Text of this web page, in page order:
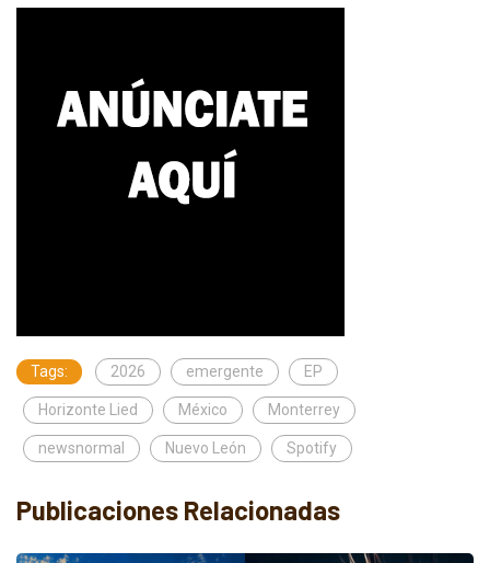
Tags: 2026 emergente EP
Horizonte Lied México Monterrey
newsnormal Nuevo León Spotify
Publicaciones Relacionadas